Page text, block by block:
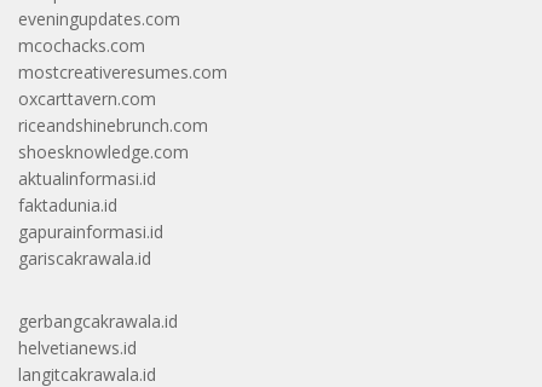
eveningupdates.com
mcochacks.com
mostcreativeresumes.com
oxcarttavern.com
riceandshinebrunch.com
shoesknowledge.com
aktualinformasi.id
faktadunia.id
gapurainformasi.id
gariscakrawala.id
gerbangcakrawala.id
helvetianews.id
langitcakrawala.id